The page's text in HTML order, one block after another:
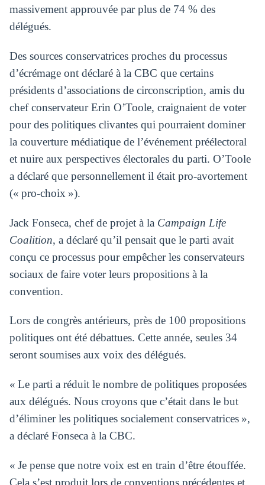
massivement approuvée par plus de 74 % des
délégués.
Des sources conservatrices proches du processus
d’écrémage ont déclaré à la CBC que certains
présidents d’associations de circonscription, amis du
chef conservateur Erin O’Toole, craignaient de voter
pour des politiques clivantes qui pourraient dominer
la couverture médiatique de l’événement préélectoral
et nuire aux perspectives électorales du parti. O’Toole
a déclaré que personnellement il était pro-avortement
(« pro-choix »).
Jack Fonseca, chef de projet à la Campaign Life
Coalition, a déclaré qu’il pensait que le parti avait
conçu ce processus pour empêcher les conservateurs
sociaux de faire voter leurs propositions à la
convention.
Lors de congrès antérieurs, près de 100 propositions
politiques ont été débattues. Cette année, seules 34
seront soumises aux voix des délégués.
« Le parti a réduit le nombre de politiques proposées
aux délégués. Nous croyons que c’était dans le but
d’éliminer les politiques socialement conservatrices »,
a déclaré Fonseca à la CBC.
« Je pense que notre voix est en train d’être étouffée.
Cela s’est produit lors de conventions précédentes et